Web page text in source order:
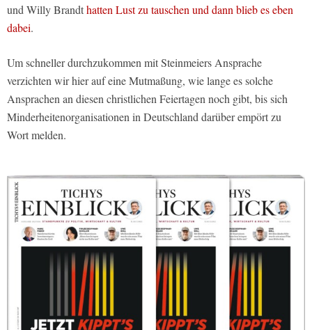
und Willy Brandthatten Lust zu tauschen und dann blieb es eben
dabei.
Um schneller durchzukommen mit Steinmeiers Ansprache
verzichten wir hier auf eine Mutmaßung, wie lange es solche
Ansprachen an diesen christlichen Feiertagen noch gibt, bis sich
Minderheitenorganisationen in Deutschland darüber empört zu
Wort melden.